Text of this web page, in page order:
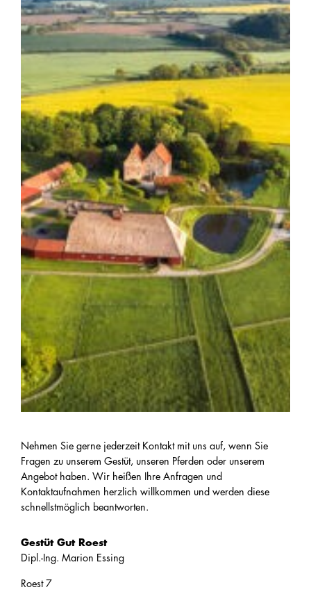
Nehmen Sie gerne jederzeit Kontakt mit uns auf, wenn Sie
Fragen zu unserem Gestüt, unseren Pferden oder unserem
Angebot haben. Wir heißen Ihre Anfragen und
Kontaktaufnahmen herzlich willkommen und werden diese
schnellstmöglich beantworten.
Gestüt Gut Roest
Dipl.-Ing. Marion Essing
Roest 7